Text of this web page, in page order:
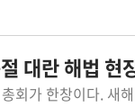
대란 해법 현